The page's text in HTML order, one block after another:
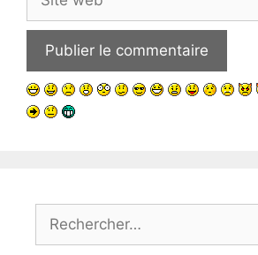
web
Rechercher :